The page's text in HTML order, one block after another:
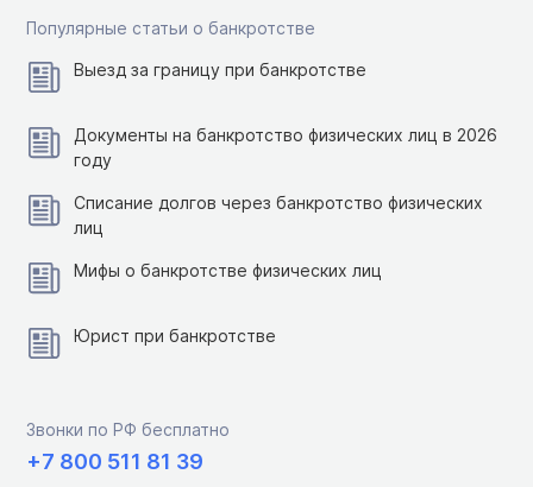
Популярные статьи о банкротстве
Выезд за границу при банкротстве
Документы на банкротство физических лиц в 2026
году
Списание долгов через банкротство физических
лиц
Мифы о банкротстве физических лиц
Юрист при банкротстве
Звонки по РФ бесплатно
+7 800 511 81 39